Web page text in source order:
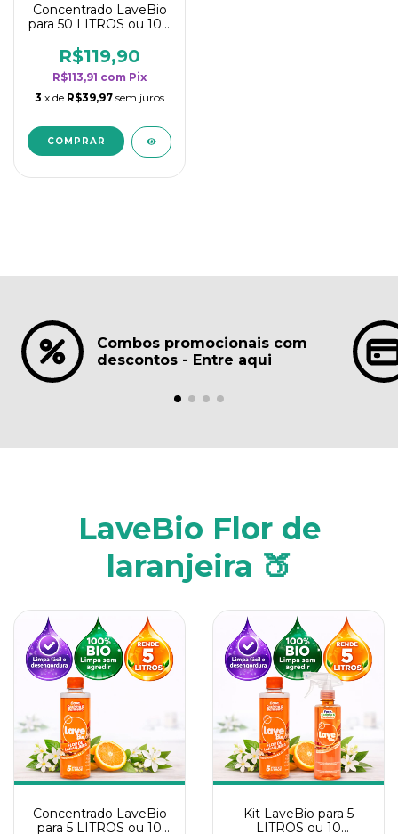
Concentrado LaveBio
para 50 LITROS ou 100
rendimento da
categoria - Lavanda
R$119,90
R$113,91 com Pix
3 x de R$39,97 sem juros
Combos promocionais com
descontos - Entre aqui
LaveBio Flor de
laranjeira 🍑
Concentrado LaveBio
para 5 LITROS ou 10
Kit LaveBio para 5
LITROS ou 10